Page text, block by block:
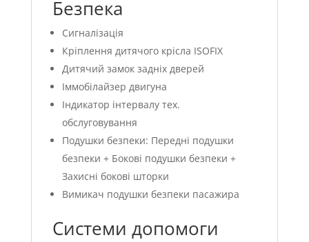
Безпека
Сигналізація
Кріплення дитячого крісла ISOFIX
Дитячий замок задніх дверей
Іммобілайзер двигуна
Індикатор інтервалу тех.
обслуговування
Подушки безпеки: Передні подушки
безпеки + Бокові подушки безпеки +
Захисні бокові шторки
Вимикач подушки безпеки пасажира
Системи допомоги